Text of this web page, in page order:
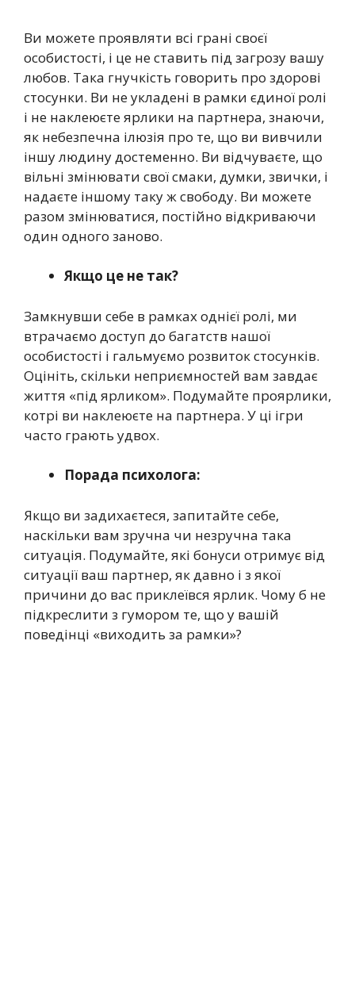
Ви можете проявляти всі грані своєї
особистості, і це не ставить під загрозу вашу
любов. Така гнучкість говорить про здорові
стосунки. Ви не укладені в рамки єдиної ролі
і не наклеюєте ярлики на партнера, знаючи,
як небезпечна ілюзія про те, що ви вивчили
іншу людину достеменно. Ви відчуваєте, що
вільні змінювати свої смаки, думки, звички, і
надаєте іншому таку ж свободу. Ви можете
разом змінюватися, постійно відкриваючи
один одного заново.
Якщо це не так?
Замкнувши себе в рамках однієї ролі, ми
втрачаємо доступ до багатств нашої
особистості і гальмуємо розвиток стосунків.
Оцініть, скільки неприємностей вам завдає
життя «під ярликом». Подумайте проярлики,
котрі ви наклеюєте на партнера. У ці ігри
часто грають удвох.
Порада психолога:
Якщо ви задихаєтеся, запитайте себе,
наскільки вам зручна чи незручна така
ситуація. Подумайте, які бонуси отримує від
ситуації ваш партнер, як давно і з якої
причини до вас приклеївся ярлик. Чому б не
підкреслити з гумором те, що у вашій
поведінці «виходить за рамки»?